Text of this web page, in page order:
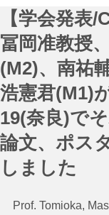
【学会発表/
冨岡准教授
(M2)、南祐
浩憲君(M1)
19(奈良)で
論文、ポス
しました
Prof. Tomioka,